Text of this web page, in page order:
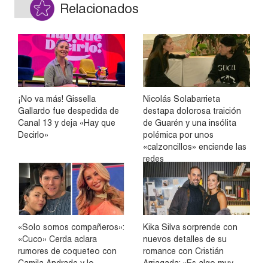
Relacionados
¡No va más! Gissella
Gallardo fue despedida de
Canal 13 y deja «Hay que
Decirlo»
Nicolás Solabarrieta
destapa dolorosa traición
de Guarén y una insólita
polémica por unos
«calzoncillos» enciende las
redes
«Solo somos compañeros»:
«Cuco» Cerda aclara
rumores de coqueteo con
Kika Silva sorprende con
nuevos detalles de su
romance con Cristián